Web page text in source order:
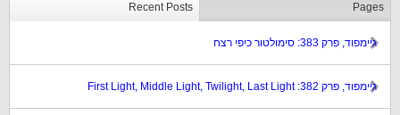
Recent Posts Pages
גיימפוד, פרק 383: סימולטור כיפי רצח
גיימפוד, פרק 382: First Light, Middle Light, Twilight, Last Light